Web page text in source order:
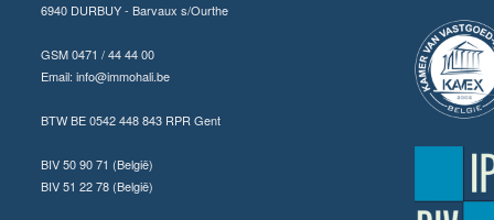
6940 DURBUY - Barvaux s/Ourthe
GSM 0471 / 44 44 00
Email: info@immohali.be
BTW BE 0542 448 843 RPR Gent
BIV 50 90 71 (België)
BIV 51 22 78 (België)